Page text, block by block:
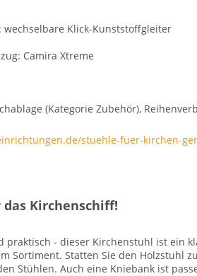
wechselbare Klick-Kunststoffgleiter
Camira Xtreme
(Kategorie Zubehör),
stuehle-fuer-kirchen-
Kirchenschiff!
praktisch - dieser Kirchenstuhl ist ein
Sortiment. Statten Sie den Holzstuhl
Stühlen. Auch eine Kniebank ist